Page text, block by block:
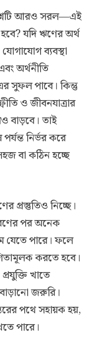
আরও সরল—এই
যদি ঋণের অর্থ
ব্যবস্থা
অর্থনীতি
সুফল পাবে। কিন্তু
ও জীবনযাত্রার
বাড়বে। তাই
নির্ভর করে
বা কঠিন হচ্ছে
প্রস্তুতিও নিচ্ছে।
পর অনেক
যেতে পারে। ফলে
করতে হবে।
খাতে
জরুরি।
পথে সহায়ক হয়,
পারে।